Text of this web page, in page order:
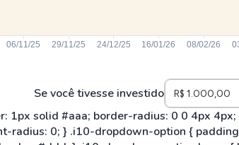
Se você tivesse investido